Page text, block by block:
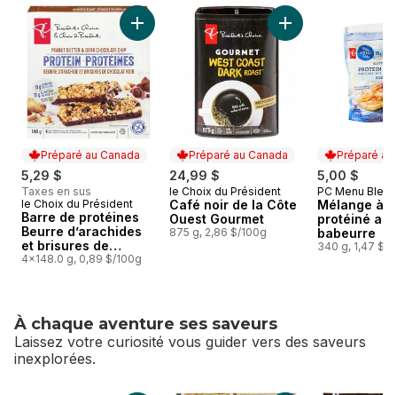
sauter À chaque célébration ses saveurs
Préparé au Canada
5,29 $
Taxes en sus
Préparé au Canada
le Choix du Président
Barre de protéines
Beurre d’arachides
et brisures de
chocolat noir
4x148.0 g, 0,89 $/100g
Ajouter Barre de protéines Beurre
Préparé au Canada
24,99 $
Préparé au Canada
le Choix du Président
Café noir de la Côte
Ouest Gourmet
875 g, 2,86 $/100g
Ajouter Café noir
Préparé au
5,00 $
Préparé au
PC Menu Bleu
Mélange à
protéiné au
babeurre
340 g, 1,47 $/
À chaque aventure ses saveurs
Laissez votre curiosité vous guider vers des saveurs
inexplorées.